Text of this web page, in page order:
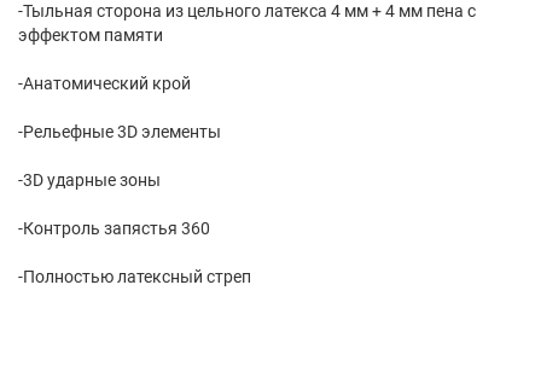
-Тыльная сторона из цельного латекса 4 мм + 4 мм пена с
эффектом памяти
-Анатомический крой
-Рельефные 3D элементы
-3D ударные зоны
-Контроль запястья 360
-Полностью латексный стреп